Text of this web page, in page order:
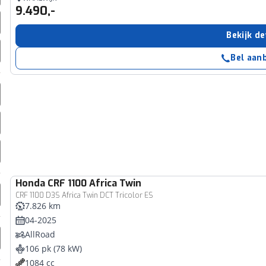
We tonen je graag relevante advertenties en
op en buiten onze website volgt – uiteraard op
en privacyverklaring
. Als je weigert, plaatsen we
cookies. Je voorkeuren kun je later altijd
9.490,-
Bekijk
Bel
Honda CRF 1100 Africa Twin
CRF 1100 D3S Africa Twin DCT Tricolor ES
7.826 km
04-2025
AllRoad
106 pk (78 kW)
1084 cc